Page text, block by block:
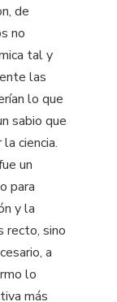
de
no
tal y
las
lo que
sabio que
ciencia.
un
para
y la
recto, sino
a
lo
más